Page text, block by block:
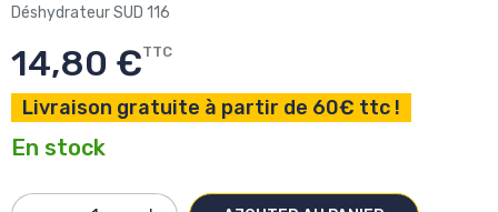
Déshydrateur SUD 116
14,80 €TTC
Livraison gratuite à partir de 60€ ttc !
En stock